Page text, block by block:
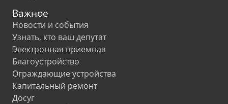
Важное
Новости и события
Узнать, кто ваш депутат
Электронная приемная
Благоустройство
Ограждающие устройства
Капитальный ремонт
Досуг